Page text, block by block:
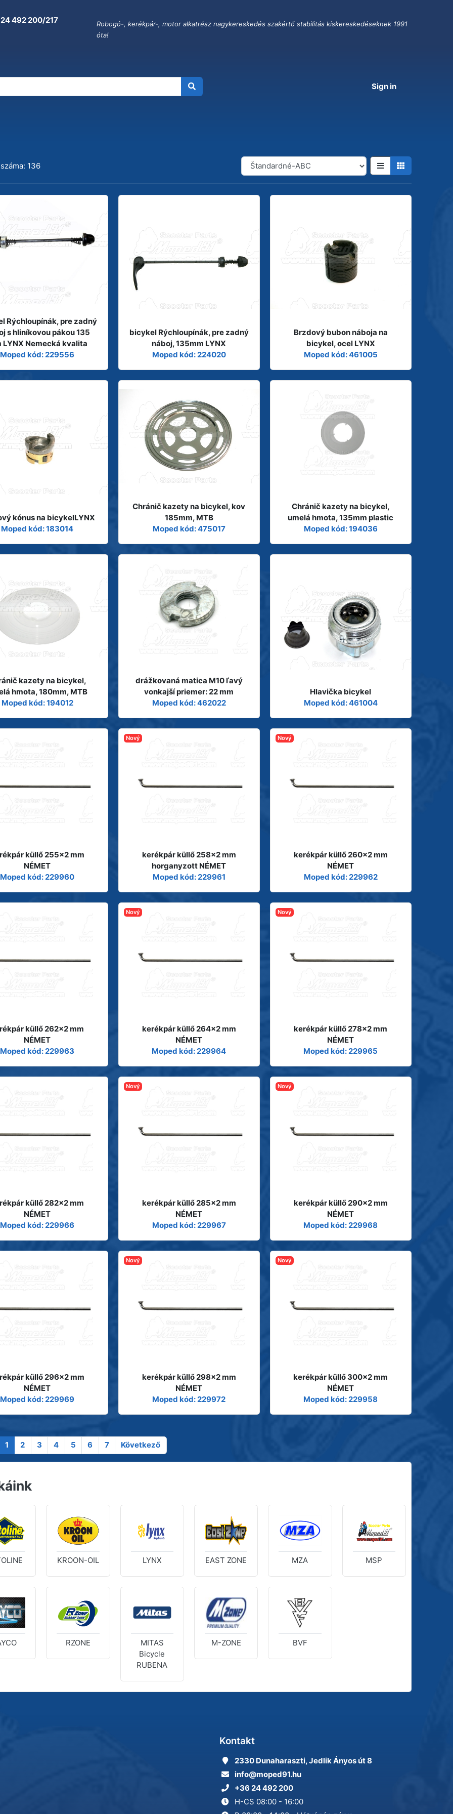
492 200/217
Robogó-, kerékpár-, motor alkatrész nagykereskedés szakértő stabilitás kiskereskedéseknek 1991
óta!
Sign in
136
Rýchloupínák, pre zadný
s hliníkovou pákou 135
LYNX Nemecká kvalita
Moped kód: 229556
bicykel Rýchloupínák, pre zadný
náboj, 135mm LYNX
Moped kód: 224020
Brzdový bubon náboja na
bicykel, ocel LYNX
Moped kód: 461005
kónus na bicykelLYNX
Moped kód: 183014
Chránič kazety na bicykel, kov
185mm, MTB
Moped kód: 475017
Chránič kazety na bicykel,
umelá hmota, 135mm plastic
Moped kód: 194036
kazety na bicykel,
hmota, 180mm, MTB
Moped kód: 194012
drážkovaná matica M10 ľavý
vonkajší priemer: 22 mm
Moped kód: 462022
Hlavička bicykel
Moped kód: 461004
küllő 255x2 mm
NÉMET
Moped kód: 229960
Nový
kerékpár küllő 258x2 mm
horganyzott NÉMET
Moped kód: 229961
Nový
kerékpár küllő 260x2 mm
NÉMET
Moped kód: 229962
küllő 262x2 mm
NÉMET
Moped kód: 229963
Nový
kerékpár küllő 264x2 mm
NÉMET
Moped kód: 229964
Nový
kerékpár küllő 278x2 mm
NÉMET
Moped kód: 229965
küllő 282x2 mm
NÉMET
Moped kód: 229966
Nový
kerékpár küllő 285x2 mm
NÉMET
Moped kód: 229967
Nový
kerékpár küllő 290x2 mm
NÉMET
Moped kód: 229968
küllő 296x2 mm
NÉMET
Moped kód: 229969
Nový
kerékpár küllő 298x2 mm
NÉMET
Moped kód: 229972
Nový
kerékpár küllő 300x2 mm
NÉMET
Moped kód: 229958
1 2 3 4 5 6 7 Következő
KROON-OIL LYNX EAST ZONE MZA MSP
RZONE
MITAS
Bicycle
RUBENA
M-ZONE BVF
Kontakt
2330 Dunaharaszti, Jedlik Ányos út 8
info@moped91.hu
+36 24 492 200
H-CS 08:00 - 16:00